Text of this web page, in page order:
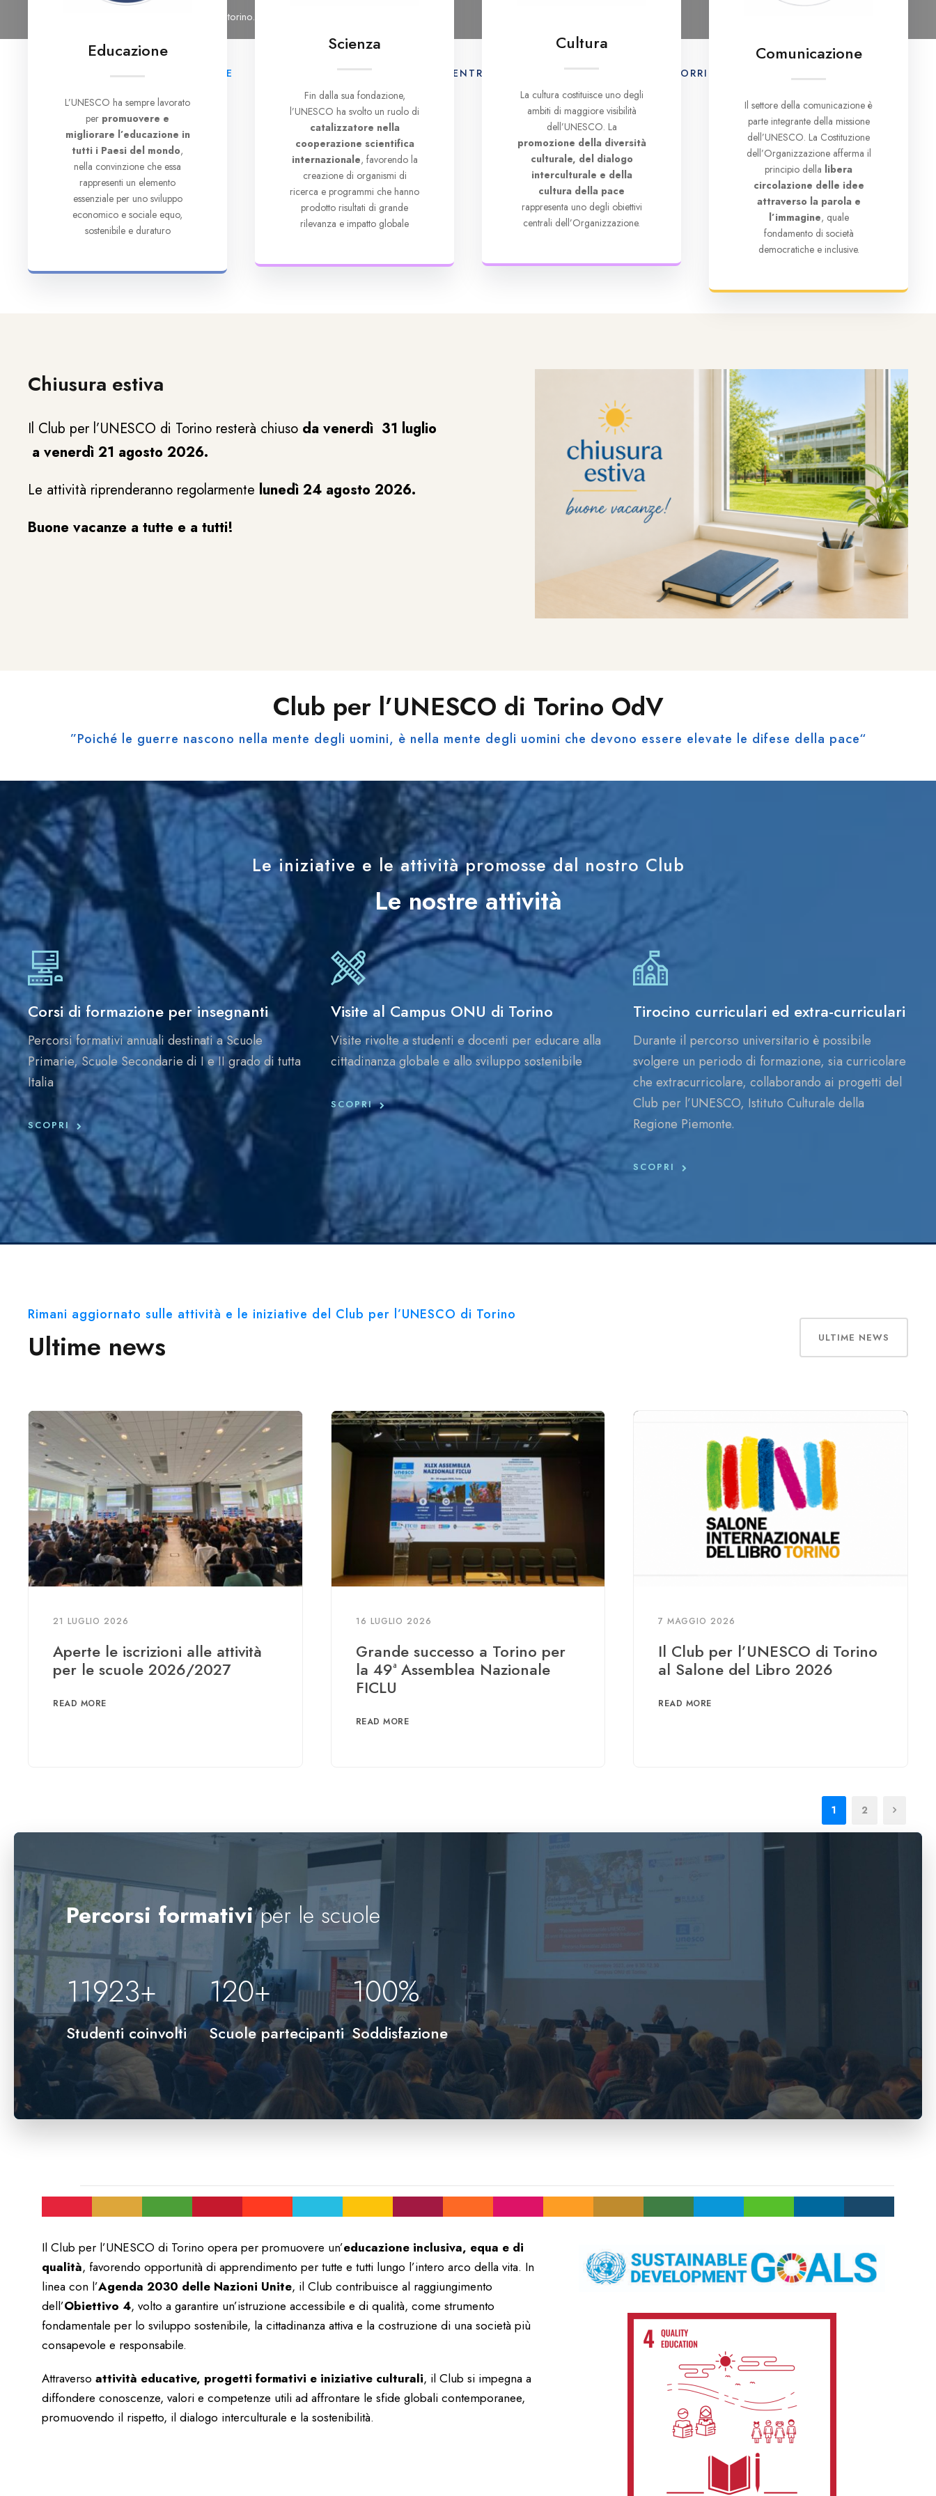
Email: segreteria@cutorino.org
HOME ATTIVITÀ CENTRO DI DOCUMENTAZIONE IL CORRIERE UNESCO
Educazione
L’UNESCO ha sempre lavorato
per promuovere e
migliorare l’educazione in
tutti i Paesi del mondo,
nella convinzione che essa
rappresenti un elemento
essenziale per uno sviluppo
economico e sociale equo,
sostenibile e duraturo
Scienza
Fin dalla sua fondazione,
l’UNESCO ha svolto un ruolo di
catalizzatore nella
cooperazione scientifica
internazionale, favorendo la
creazione di organismi di
ricerca e programmi che hanno
prodotto risultati di grande
rilevanza e impatto globale
Cultura
La cultura costituisce uno degli
ambiti di maggiore visibilità
dell’UNESCO. La
promozione della diversità
culturale, del dialogo
interculturale e della
cultura della pace
rappresenta uno degli obiettivi
centrali dell’Organizzazione.
Comunicazione
Il settore della comunicazione è
parte integrante della missione
dell’UNESCO. La Costituzione
dell’Organizzazione afferma il
principio della libera
circolazione delle idee
attraverso la parola e
l’immagine, quale
fondamento di società
democratiche e inclusive.
Chiusura estiva
Il Club per l’UNESCO di Torino resterà chiuso da venerdì 31 luglio
a venerdì 21 agosto 2026.
Le attività riprenderanno regolarmente lunedì 24 agosto 2026.
Buone vacanze a tutte e a tutti!
Club per l’UNESCO di Torino OdV
”Poiché le guerre nascono nella mente degli uomini, è nella mente degli uomini che devono essere elevate le difese della pace“
Le iniziative e le attività promosse dal nostro Club
Le nostre attività
Corsi di formazione per insegnanti
Percorsi formativi annuali destinati a Scuole
Primarie, Scuole Secondarie di I e II grado di tutta
Italia
SCOPRI
Visite al Campus ONU di Torino
Visite rivolte a studenti e docenti per educare alla
cittadinanza globale e allo sviluppo sostenibile
SCOPRI
Tirocino curriculari ed extra-curriculari
Durante il percorso universitario è possibile
svolgere un periodo di formazione, sia curricolare
che extracurricolare, collaborando ai progetti del
Club per l’UNESCO, Istituto Culturale della
Regione Piemonte.
SCOPRI
Rimani aggiornato sulle attività e le iniziative del Club per l’UNESCO di Torino
Ultime news ULTIME NEWS
21 LUGLIO 2026
Aperte le iscrizioni alle attività
per le scuole 2026/2027
READ MORE
16 LUGLIO 2026
Grande successo a Torino per
la 49ª Assemblea Nazionale
FICLU
READ MORE
7 MAGGIO 2026
Il Club per l’UNESCO di Torino
al Salone del Libro 2026
READ MORE
1 2
Percorsi formativiper le scuole
12000+
Studenti coinvolti
120+
Scuole partecipanti
100%
Soddisfazione
Il Club per l’UNESCO di Torino opera per promuovere un’educazione inclusiva, equa e di
qualità, favorendo opportunità di apprendimento per tutte e tutti lungo l’intero arco della vita. In
linea con l’Agenda 2030 delle Nazioni Unite, il Club contribuisce al raggiungimento
dell’Obiettivo 4, volto a garantire un’istruzione accessibile e di qualità, come strumento
fondamentale per lo sviluppo sostenibile, la cittadinanza attiva e la costruzione di una società più
consapevole e responsabile.
Attraverso attività educative, progetti formativi e iniziative culturali, il Club si impegna a
diffondere conoscenze, valori e competenze utili ad affrontare le sfide globali contemporanee,
promuovendo il rispetto, il dialogo interculturale e la sostenibilità.